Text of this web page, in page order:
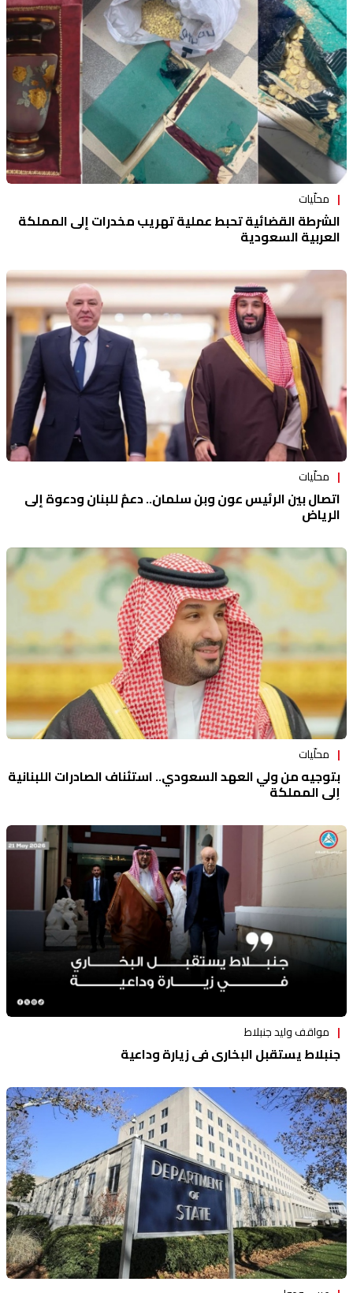
منوعات
محلّيات
الشرطة القضائية تحبط عملية تهريب مخدرات إلى المملكة
العربية السعودية
محلّيات
اتصال بين الرئيس عون وبن سلمان.. دعمٌ للبنان ودعوة إلى
الرياض
محلّيات
بتوجيه من ولي العهد السعودي.. استئناف الصادرات اللبنانية
إلى المملكة
مواقف وليد جنبلاط
جنبلاط يستقبل البخاري في زيارة وداعية